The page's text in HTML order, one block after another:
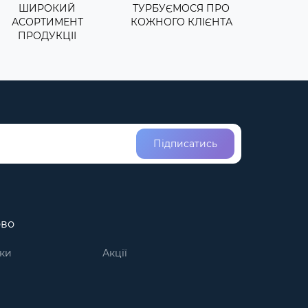
ШИРОКИЙ
АСОРТИМЕНТ
ПРОДУКЦІІ
ТУРБУЄМОСЯ ПРО
КОЖНОГО КЛІЄНТА
Підписатись
Акції